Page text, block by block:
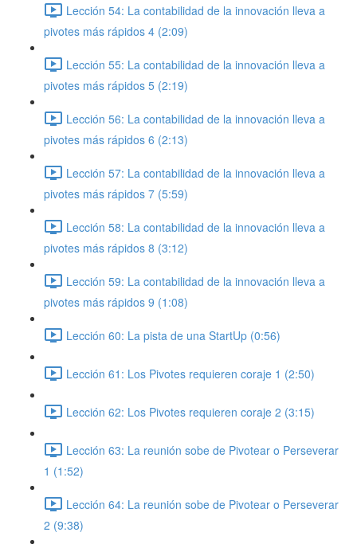
Lección 54: La contabilidad de la innovación lleva a
pivotes más rápidos 4 (2:09)
Lección 55: La contabilidad de la innovación lleva a
pivotes más rápidos 5 (2:19)
Lección 56: La contabilidad de la innovación lleva a
pivotes más rápidos 6 (2:13)
Lección 57: La contabilidad de la innovación lleva a
pivotes más rápidos 7 (5:59)
Lección 58: La contabilidad de la innovación lleva a
pivotes más rápidos 8 (3:12)
Lección 59: La contabilidad de la innovación lleva a
pivotes más rápidos 9 (1:08)
Lección 60: La pista de una StartUp (0:56)
Lección 61: Los Pivotes requieren coraje 1 (2:50)
Lección 62: Los Pivotes requieren coraje 2 (3:15)
Lección 63: La reunión sobe de Pivotear o Perseverar
1 (1:52)
Lección 64: La reunión sobe de Pivotear o Perseverar
2 (9:38)